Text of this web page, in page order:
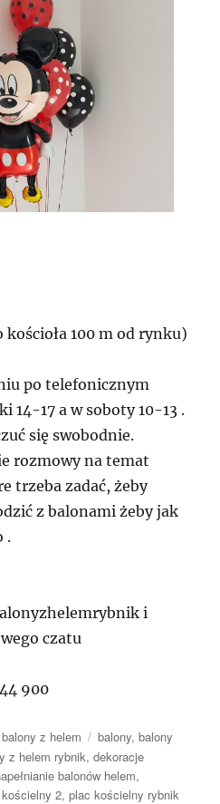
100 m od rynku)
po telefonicznym
14-17 a w soboty 10-13 .
się swobodnie.
rozmowy na temat
trzeba zadać, żeby
z balonami żeby jak
.
i
czatu
900
Kategorie
balony z helem Tagi
balony,balony
z helem rybnik,dekoracje
balonów helem,
2,plac kościelny rybnik